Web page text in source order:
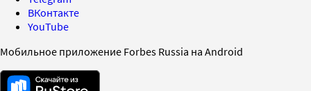
ВКонтакте
YouTube
Мобильное приложение Forbes Russia на Android